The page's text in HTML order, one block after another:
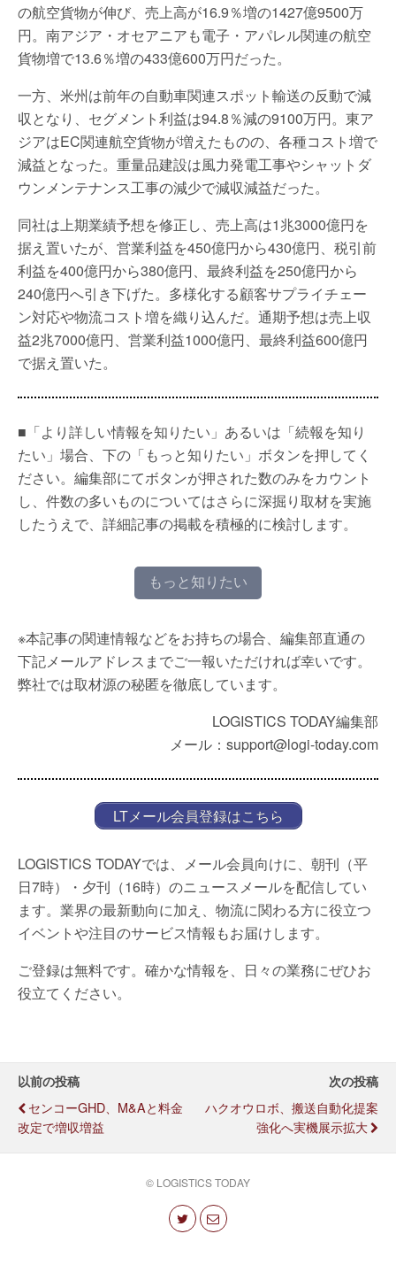
の航空貨物が伸び、売上高が16.9％増の1427億9500万
円。南アジア・オセアニアも電子・アパレル関連の航空
貨物増で13.6％増の433億600万円だった。
一方、米州は前年の自動車関連スポット輸送の反動で減
収となり、セグメント利益は94.8％減の9100万円。東ア
ジアはEC関連航空貨物が増えたものの、各種コスト増で
減益となった。重量品建設は風力発電工事やシャットダ
ウンメンテナンス工事の減少で減収減益だった。
同社は上期業績予想を修正し、売上高は1兆3000億円を
据え置いたが、営業利益を450億円から430億円、税引前
利益を400億円から380億円、最終利益を250億円から
240億円へ引き下げた。多様化する顧客サプライチェー
ン対応や物流コスト増を織り込んだ。通期予想は売上収
益2兆7000億円、営業利益1000億円、最終利益600億円
で据え置いた。
■「より詳しい情報を知りたい」あるいは「続報を知り
たい」場合、下の「もっと知りたい」ボタンを押してく
ださい。編集部にてボタンが押された数のみをカウント
し、件数の多いものについてはさらに深掘り取材を実施
したうえで、詳細記事の掲載を積極的に検討します。
もっと知りたい
※本記事の関連情報などをお持ちの場合、編集部直通の
下記メールアドレスまでご一報いただければ幸いです。
弊社では取材源の秘匿を徹底しています。
LOGISTICS TODAY編集部
メール：support@logi-today.com
LTメール会員登録はこちら
LOGISTICS TODAYでは、メール会員向けに、朝刊（平
日7時）・夕刊（16時）のニュースメールを配信してい
ます。業界の最新動向に加え、物流に関わる方に役立つ
イベントや注目のサービス情報もお届けします。
ご登録は無料です。確かな情報を、日々の業務にぜひお
役立てください。
以前の投稿
センコーGHD、M&Aと料金
改定で増収増益
次の投稿
ハクオウロボ、搬送自動化提案
強化へ実機展示拡大
© LOGISTICS TODAY